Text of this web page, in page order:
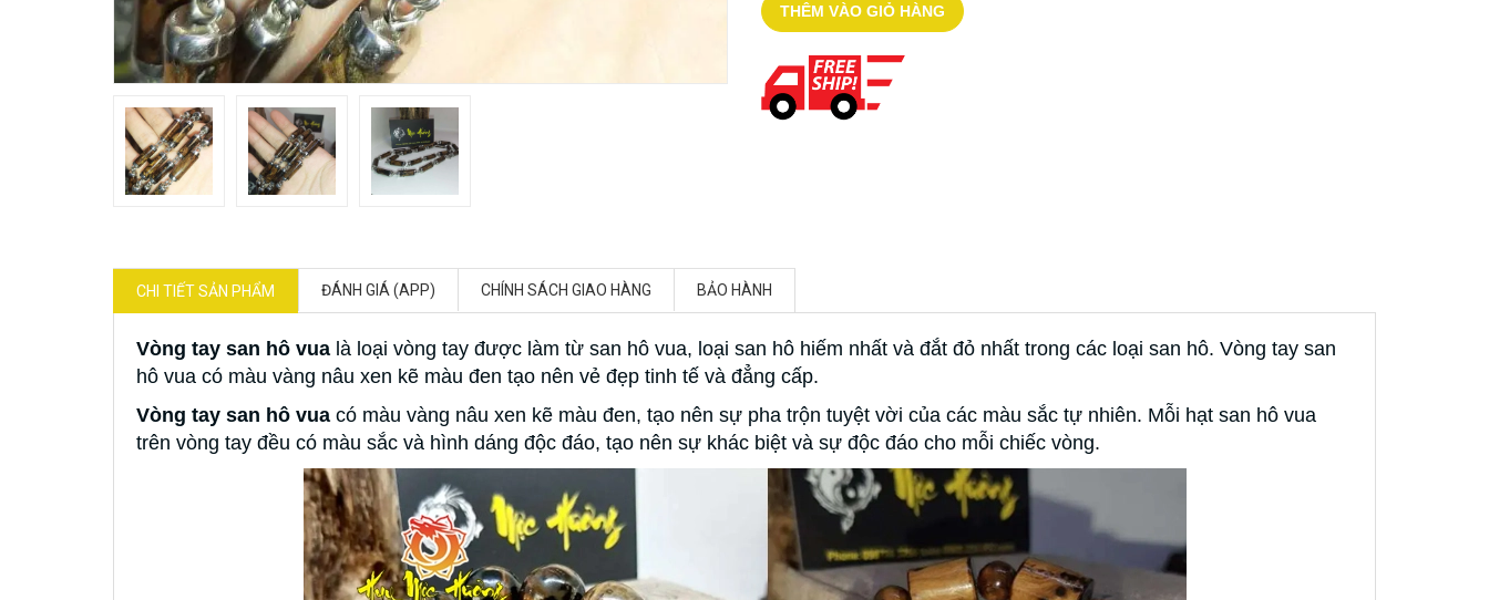
THÊM VÀO GIỎ HÀNG
CHI TIẾT SẢN PHẨM ĐÁNH GIÁ (APP) CHÍNH SÁCH GIAO HÀNG BẢO HÀNH
Vòng tay san hô vua là loại vòng tay được làm từ san hô vua, loại san hô hiếm nhất và đắt đỏ nhất trong các loại san hô. Vòng tay san
hô vua có màu vàng nâu xen kẽ màu đen tạo nên vẻ đẹp tinh tế và đẳng cấp.
Vòng tay san hô vua có màu vàng nâu xen kẽ màu đen, tạo nên sự pha trộn tuyệt vời của các màu sắc tự nhiên. Mỗi hạt san hô vua
trên vòng tay đều có màu sắc và hình dáng độc đáo, tạo nên sự khác biệt và sự độc đáo cho mỗi chiếc vòng.